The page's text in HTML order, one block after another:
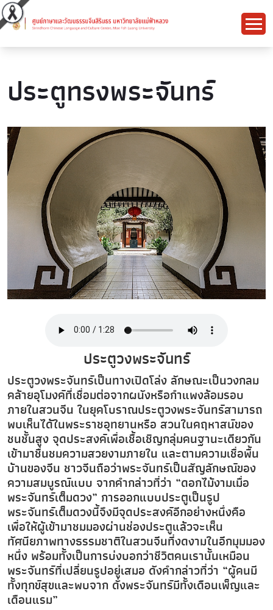
ประตูทรงพระจันทร์
ประตูวงพระจันทร์
ประตูวงพระจันทร์เป็นทางเปิดโล่ง ลักษณะเป็นวงกลม
คล้ายอุโมงค์ที่เชื่อมต่อจากผนังหรือกำแพงล้อมรอบ
ภายในสวนจีน ในยุคโบราณประตูวงพระจันทร์สามารถ
พบเห็นได้ในพระราชอุทยานหรือ สวนในคฤหาสน์ของ
ชนชั้นสูง จุดประสงค์เพื่อเชื้อเชิญกลุ่มคนฐานะเดียวกัน
เข้ามาชื่นชมความสวยงามภายใน และตามความเชื่อพื้น
บ้านของจีน ชาวจีนถือว่าพระจันทร์เป็นสัญลักษณ์ของ
ความสมบูรณ์แบบ จากคำกล่าวที่ว่า “ดอกไม้งามเมื่อ
พระจันทร์เต็มดวง” การออกแบบประตูเป็นรูป
พระจันทร์เต็มดวงนี้จึงมีจุดประสงค์อีกอย่างหนึ่งคือ
เพื่อให้ผู้เข้ามาชมมองผ่านช่องประตูแล้วจะเห็น
ทัศนียภาพทางธรรมชาติในสวนจีนที่งดงามในอีกมุมมอง
หนึ่ง พร้อมทั้งเป็นการบ่งบอกว่าชีวิตคนเรานั้นเหมือน
พระจันทร์ที่เปลี่ยนรูปอยู่เสมอ ดังคำกล่าวที่ว่า “ผู้คนมี
ทั้งทุกข์สุขและพบจาก ดั่งพระจันทร์มีทั้งเดือนเพ็ญและ
เดือนแรม”